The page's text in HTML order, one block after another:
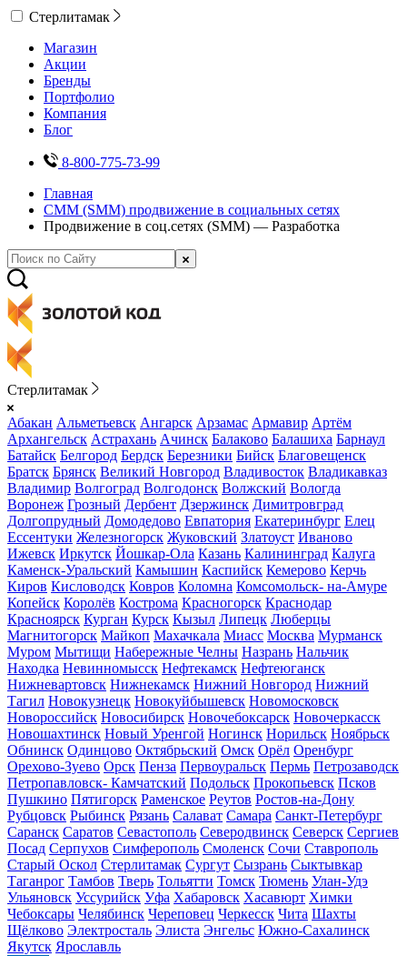
Стерлитамак
Магазин
Акции
Бренды
Портфолио
Компания
Блог
8-800-775-73-99
Главная
СММ (SMM) продвижение в социальных сетях
Продвижение в соц.сетях (SMM) — Разработка
Стерлитамак
Абакан Альметьевск Ангарск Арзамас Армавир Артём
Архангельск Астрахань Ачинск Балаково Балашиха Барнаул
Батайск Белгород Бердск Березники Бийск Благовещенск
Братск Брянск Великий Новгород Владивосток Владикавказ
Владимир Волгоград Волгодонск Волжский Вологда
Воронеж Грозный Дербент Дзержинск Димитровград
Долгопрудный Домодедово Евпатория Екатеринбург Елец
Ессентуки Железногорск Жуковский Златоуст Иваново
Ижевск Иркутск Йошкар-Ола Казань Калининград Калуга
Каменск-Уральский Камышин Каспийск Кемерово Керчь
Киров Кисловодск Ковров Коломна Комсомольск- на-Амуре
Копейск Королёв Кострома Красногорск Краснодар
Красноярск Курган Курск Кызыл Липецк Люберцы
Магнитогорск Майкоп Махачкала Миасс Москва Мурманск
Муром Мытищи Набережные Челны Назрань Нальчик
Находка Невинномысск Нефтекамск Нефтеюганск
Нижневартовск Нижнекамск Нижний Новгород Нижний
Тагил Новокузнецк Новокуйбышевск Новомосковск
Новороссийск Новосибирск Новочебоксарск Новочеркасск
Новошахтинск Новый Уренгой Ногинск Норильск Ноябрьск
Обнинск Одинцово Октябрьский Омск Орёл Оренбург
Орехово-Зуево Орск Пенза Первоуральск Пермь Петрозаводск
Петропавловск- Камчатский Подольск Прокопьевск Псков
Пушкино Пятигорск Раменское Реутов Ростов-на-Дону
Рубцовск Рыбинск Рязань Салават Самара Санкт-Петербург
Саранск Саратов Севастополь Северодвинск Северск Сергиев
Посад Серпухов Симферополь Смоленск Сочи Ставрополь
Старый Оскол Стерлитамак Сургут Сызрань Сыктывкар
Таганрог Тамбов Тверь Тольятти Томск Тюмень Улан-Удэ
Ульяновск Уссурийск Уфа Хабаровск Хасавюрт Химки
Чебоксары Челябинск Череповец Черкесск Чита Шахты
Щёлково Электросталь Элиста Энгельс Южно-Сахалинск
Якутск Ярославль